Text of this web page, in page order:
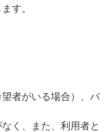
す。
者がいる場合）、バ
く、また、利用者と